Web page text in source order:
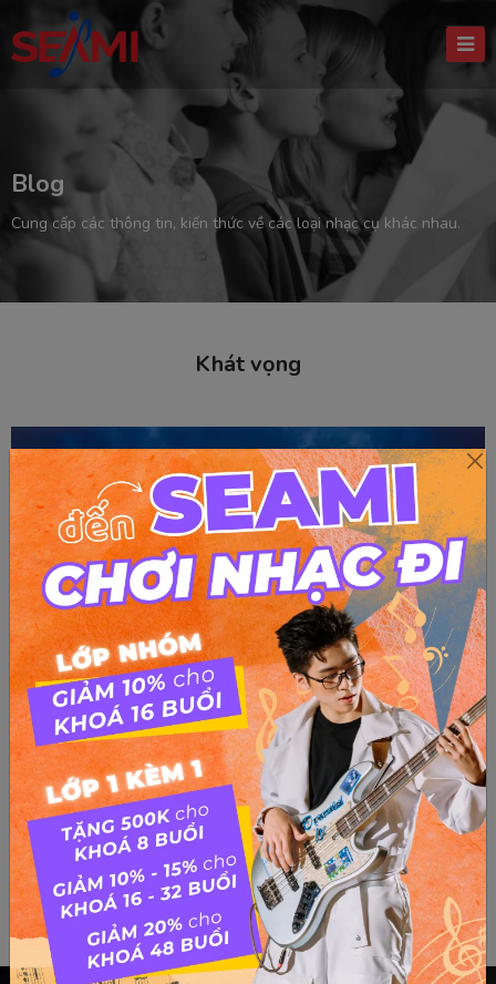
Blog
Cung cấp các thông tin, kiến thức về các loại nhạc cụ khác nhau.
Khát vọng
Khát vọng – Thuận Yến
Đệm Đàn Bài Hát Khát Vọng – Thuận Yến Khatvong thuan
yen from Cherry Yêu Quái